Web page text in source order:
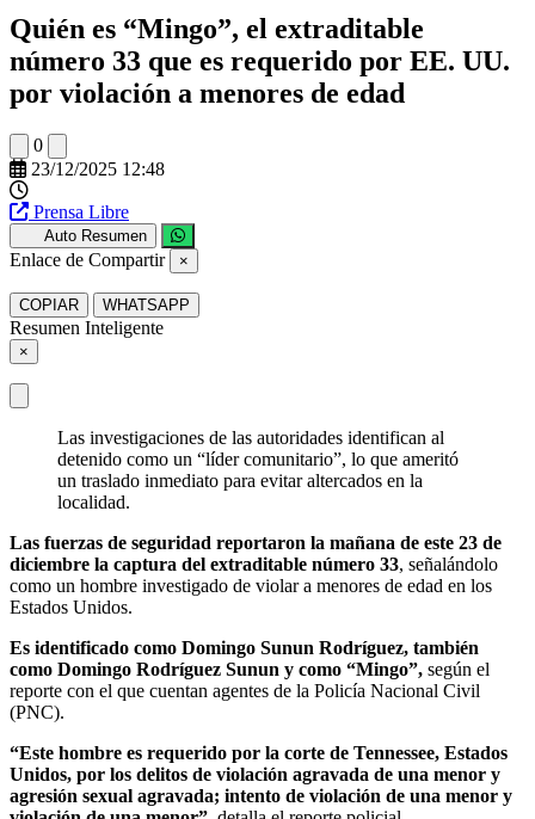
Quién es “Mingo”, el extraditable
número 33 que es requerido por EE. UU.
por violación a menores de edad
0
23/12/2025 12:48
Prensa Libre
Auto Resumen
Enlace de Compartir ×
COPIAR WHATSAPP
Resumen Inteligente
×
Las investigaciones de las autoridades identifican al
detenido como un “líder comunitario”, lo que ameritó
un traslado inmediato para evitar altercados en la
localidad.
Las fuerzas de seguridad reportaron la mañana de este 23 de
diciembre la captura del extraditable número 33, señalándolo
como un hombre investigado de violar a menores de edad en los
Estados Unidos.
Es identificado como Domingo Sunun Rodríguez, también
como Domingo Rodríguez Sunun y como “Mingo”, según el
reporte con el que cuentan agentes de la Policía Nacional Civil
(PNC).
“Este hombre es requerido por la corte de Tennessee, Estados
Unidos, por los delitos de violación agravada de una menor y
agresión sexual agravada; intento de violación de una menor y